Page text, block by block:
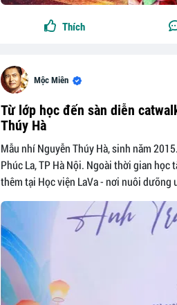
Thích
Mộc Miên
Từ lớp học đến sàn diễn
Thúy Hà
Mẫu nhí Nguyễn Thúy Hà, sinh năm
Phúc La, TP Hà Nội. Ngoài thời gian
thêm tại Học viện LaVa - nơi nuôi dưỡng